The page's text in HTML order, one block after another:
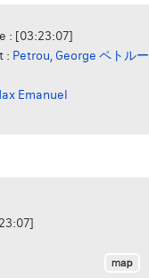
: [03:23:07]
: Petrou, George ペトルー
Emanuel